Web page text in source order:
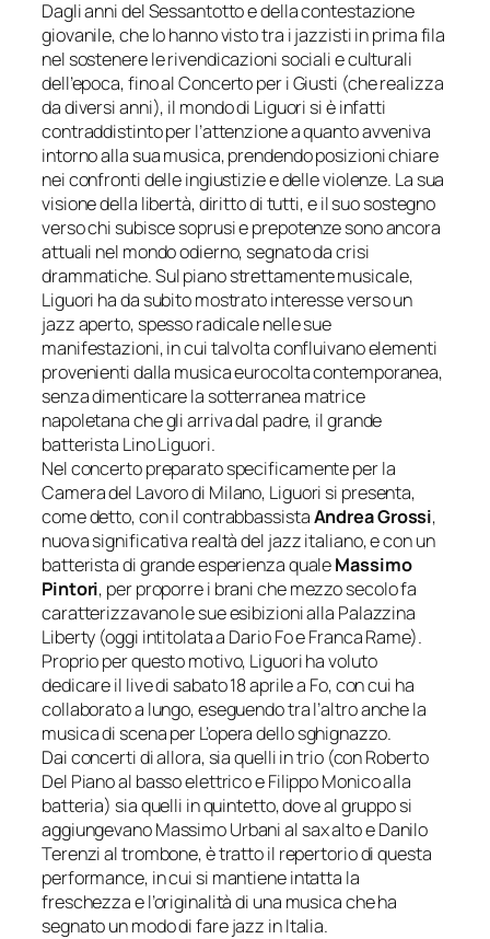
Dagli anni del Sessantotto e della contestazione
giovanile, che lo hanno visto tra i jazzisti in prima fila
nel sostenere le rivendicazioni sociali e culturali
dell’epoca, fino alConcerto per i Giusti (che realizza
da diversi anni), il mondo di Liguori si è infatti
contraddistinto per l’attenzione a quanto avveniva
intorno alla sua musica, prendendo posizioni chiare
nei confronti delle ingiustizie e delle violenze. La sua
visione della libertà, diritto di tutti, e il suo sostegno
verso chi subisce soprusi e prepotenze sono ancora
attuali nel mondo odierno, segnato da crisi
drammatiche. Sul piano strettamente musicale,
Liguori ha da subito mostrato interesse verso un
jazz aperto, spesso radicale nelle sue
manifestazioni, in cui talvolta confluivano elementi
provenienti dalla musica eurocolta contemporanea,
senza dimenticare la sotterranea matrice
napoletana che gli arriva dal padre, il grande
batterista Lino Liguori.
Nel concerto preparato specificamente per la
Camera del Lavoro di Milano, Liguori si presenta,
come detto, con il contrabbassistaAndrea Grossi,
nuova significativa realtà del jazz italiano, e con un
batterista di grande esperienza qualeMassimo
Pintori, per proporre i brani che mezzo secolo fa
caratterizzavano le sue esibizioni alla Palazzina
Liberty (oggi intitolata a Dario Fo e Franca Rame).
Proprio per questo motivo, Liguori ha voluto
dedicare il live di sabato 18 aprile a Fo, con cui ha
collaborato a lungo, eseguendo tra l’altro anche la
musica di scena perL’opera dello sghignazzo.
Dai concerti di allora, sia quelli in trio (con Roberto
Del Piano al basso elettrico e Filippo Monico alla
batteria) sia quelli in quintetto, dove al gruppo si
aggiungevano Massimo Urbani al sax alto e Danilo
Terenzi al trombone, è tratto il repertorio di questa
performance, in cui si mantiene intatta la
freschezza e l’originalità di una musica che ha
segnato un modo di fare jazz in Italia.